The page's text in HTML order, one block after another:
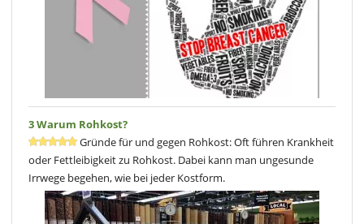
3 Warum Rohkost?
Gründe für und gegen Rohkost: Oft führen Krankheit
oder Fettleibigkeit zu Rohkost. Dabei kann man ungesunde
Irrwege begehen, wie bei jeder Kostform.